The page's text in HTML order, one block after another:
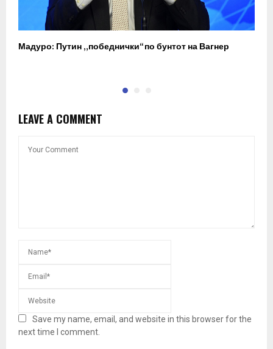
Мадуро: Путин „победнички“ по бунтот на Вагнер
LEAVE A COMMENT
Save my name, email, and website in this browser for the
next time I comment.